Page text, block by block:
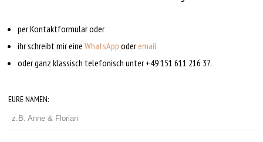
per Kontaktformular oder
ihr schreibt mir eine WhatsApp oderemail
oder ganz klassisch telefonisch unter +49 151 611 216 37.
EURE NAMEN: